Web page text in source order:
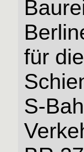
für
S-